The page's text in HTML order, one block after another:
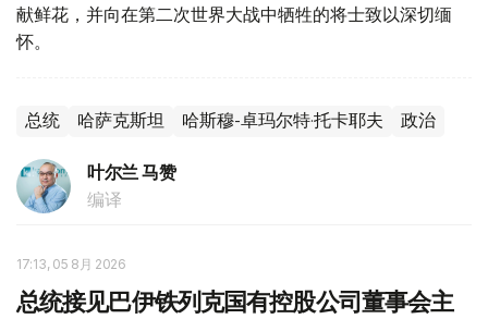
献鲜花，并向在第二次世界大战中牺牲的将士致以深切缅
怀。
总统 哈萨克斯坦 哈斯穆-卓玛尔特·托卡耶夫 政治
叶尔兰 马赞
编译
17:13, 05 8月 2026
总统接见巴伊铁列克国有控股公司董事会主